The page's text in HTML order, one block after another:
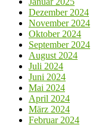
Dezember 2024
November 2024
Oktober 2024
September 2024
August 2024
Juli 2024
Juni 2024
Mai 2024
April 2024
März 2024
Februar 2024